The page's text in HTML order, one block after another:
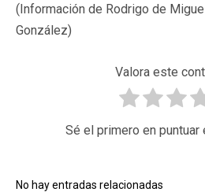
(Información de Rodrigo de
González)
Valora este
Sé el primero en puntuar
No hay entradas relacionadas